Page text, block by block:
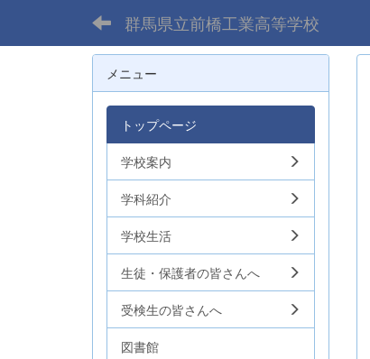
群馬県立前橋工業高等学校
メニュー
トップページ
学校案内
学科紹介
学校生活
生徒・保護者の皆さんへ
受検生の皆さんへ
図書館